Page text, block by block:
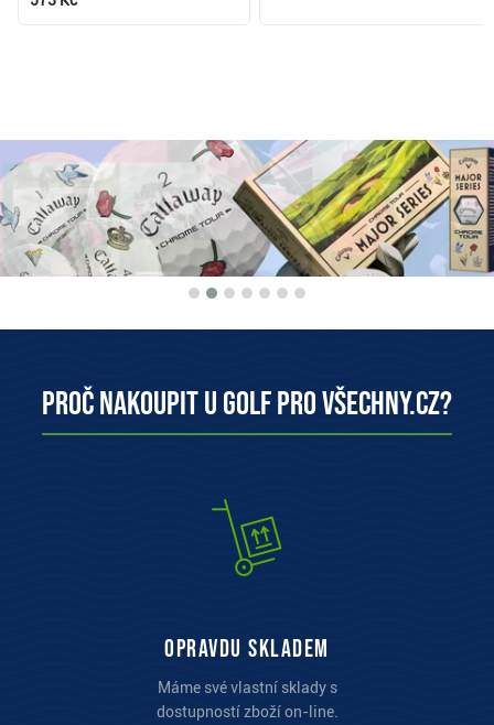
Proč nakoupit u Golf pro všechny.cz?
opravdu skladem
Máme své vlastní sklady s
dostupností zboží on-line.